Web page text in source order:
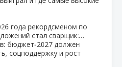
года рекордсменом по
стал сварщик:…
бюджет‑2027 должен
соцподдержку и рост